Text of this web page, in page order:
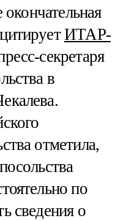
окончательная
ИТАР-
секретаря
в
отметила,
по
сведения о